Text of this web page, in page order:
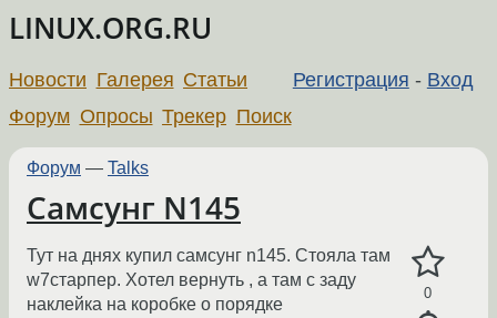
LINUX.ORG.RU
Регистрация - Вход
Новости Галерея Статьи
Форум Опросы Трекер Поиск
Форум — Talks
Самсунг N145
0
Тут на днях купил самсунг n145. Стояла там
w7старпер. Хотел вернуть , а там с заду
наклейка на коробке о порядке